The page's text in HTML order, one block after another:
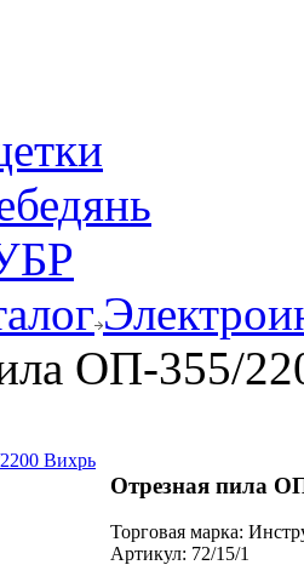
ОП-355/
Отрезная пила
Торговая марка:
Артикул: 72/15/1